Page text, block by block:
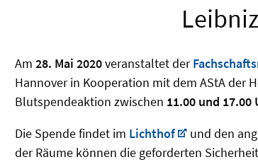
Am 28. Mai 2020veranstaltet der
Hannover in Kooperation mit dem AStA der
Blutspendeaktion zwischen 11.00 und 17.00
Die Spende findet im Lichthof
und den
der Räume können die geforderten